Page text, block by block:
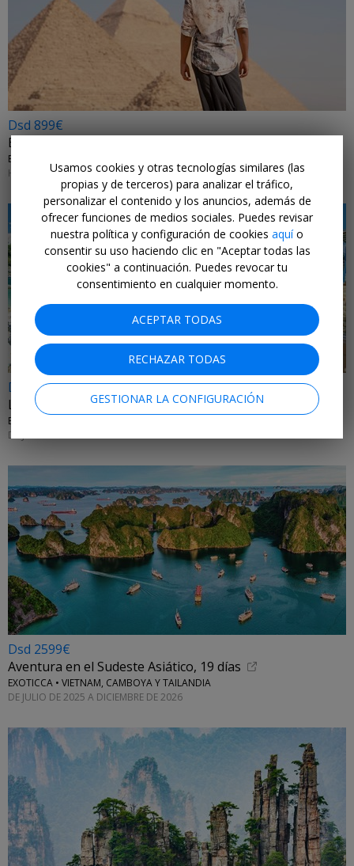
Dsd 899€
Egipto: pirámides y crucero Nilo en 8 días
EXOTICCA • PIRÁMIDES, NILO Y HURGHADA
HASTA MARZO 2026
Dsd 1199€
La gran ruta de los Balcanes en 10 días
EXOTICCA • ALBANIA, MONTENEGRO, CROACIA Y BOSNIA Y HERZEGOVINA
DE JULIO A OCTUBRE DE 2026
Dsd 2599€
Aventura en el Sudeste Asiático, 19 días
EXOTICCA • VIETNAM, CAMBOYA Y TAILANDIA
DE JULIO DE 2025 A DICIEMBRE DE 2026
Usamos cookies y otras tecnologías similares (las
propias y de terceros) para analizar el tráfico,
personalizar el contenido y los anuncios, además de
ofrecer funciones de medios sociales. Puedes revisar
nuestra política y configuración de cookies aquío
consentir su uso haciendo clic en "Aceptar todas las
cookies" a continuación. Puedes revocar tu
consentimiento en cualquier momento.
ACEPTAR TODAS
RECHAZAR TODAS
GESTIONAR LA CONFIGURACIÓN